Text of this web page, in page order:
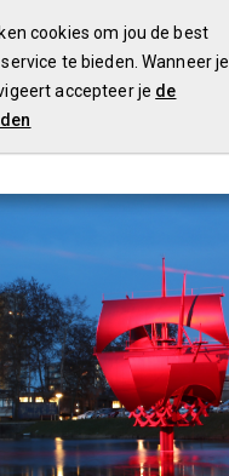
cookies om jou de best
te bieden. Wanneer je
accepteer je de